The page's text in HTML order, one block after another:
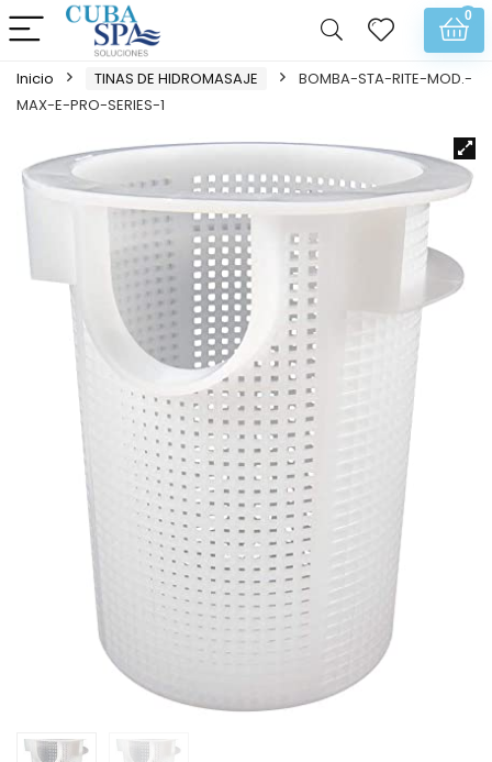
0
Inicio TINAS DE HIDROMASAJE
BOMBA-STA-RITE-MOD.-
MAX-E-PRO-SERIES-1